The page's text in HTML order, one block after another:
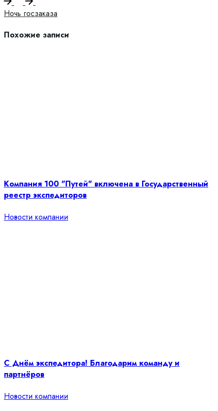
Ночь госзаказа
Похожие записи
Компания 100 "Путей" включена в Государственный
реестр экспедиторов
Новости компании
С Днём экспедитора! Благодарим команду и
партнёров
Новости компании